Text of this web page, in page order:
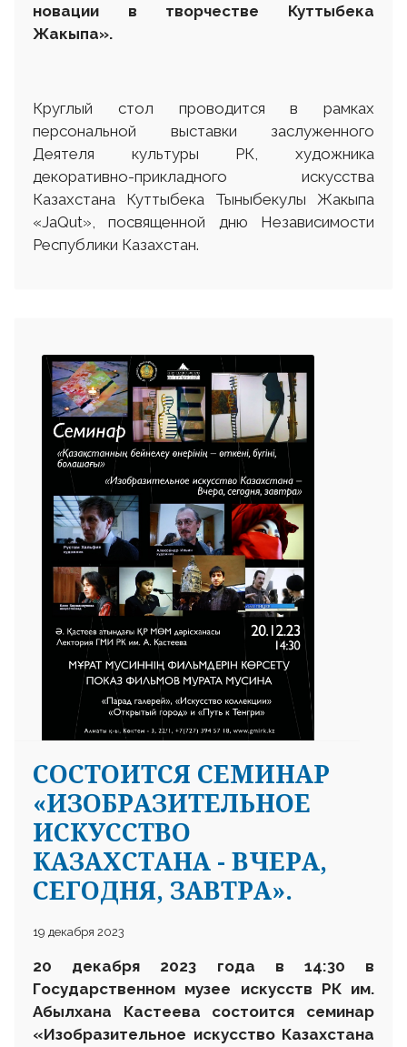
новации в творчестве Куттыбека
Жакыпа».
Круглый стол проводится в рамках
персональной выставки заслуженного
Деятеля культуры РК, художника
декоративно-прикладного искусства
Казахстана Куттыбека Тыныбекулы Жакыпа
«JaQut», посвященной дню Независимости
Республики Казахстан.
СОСТОИТСЯ СЕМИНАР
«ИЗОБРАЗИТЕЛЬНОЕ
ИСКУССТВО
КАЗАХСТАНА - ВЧЕРА,
СЕГОДНЯ, ЗАВТРА».
19 декабря 2023
20 декабря 2023 года в 14:30 в
Государственном музее искусств РК им.
Абылхана Кастеева состоится семинар
«Изобразительное искусство Казахстана